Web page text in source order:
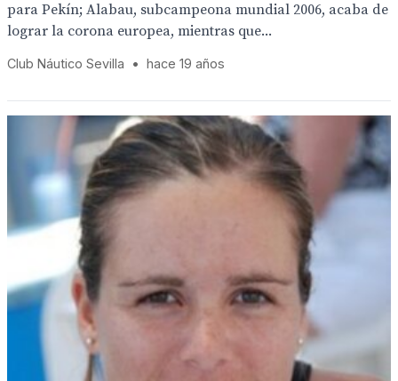
para Pekín; Alabau, subcampeona mundial 2006, acaba de
lograr la corona europea, mientras que...
Club Náutico Sevilla • hace 19 años